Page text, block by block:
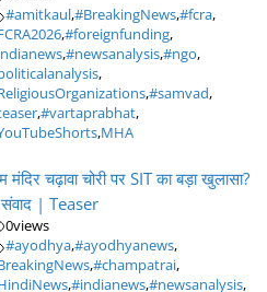
#amitkaul,#BreakingNews,#fcra,
,#foreignfunding,
,#newsanalysis,#ngo,
,
,#samvad,
,#vartaprabhat,
,MHA
मंदिर चढ़ावा चोरी पर SIT का बड़ा खुलासा?
| Teaser
0views
#ayodhya,#ayodhyanews,
,#champatrai,
,#indianews,#newsanalysis,